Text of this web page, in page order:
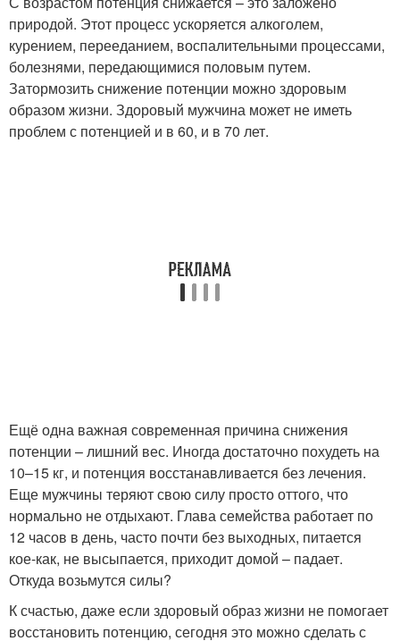
природой. Этот процесс ускоряется алкоголем,
курением, перееданием, воспалительными процессами,
болезнями, передающимися половым путем.
Затормозить снижение потенции можно здоровым
образом жизни. Здоровый мужчина может не иметь
проблем с потенцией и в 60, и в 70 лет.
Ещё одна важная современная причина снижения
потенции – лишний вес. Иногда достаточно похудеть на
10–15 кг, и потенция восстанавливается без лечения.
Еще мужчины теряют свою силу просто оттого, что
нормально не отдыхают. Глава семейства работает по
12 часов в день, часто почти без выходных, питается
кое-как, не высыпается, приходит домой – падает.
Откуда возьмутся силы?
К счастью, даже если здоровый образ жизни не помогает
восстановить потенцию, сегодня это можно сделать с